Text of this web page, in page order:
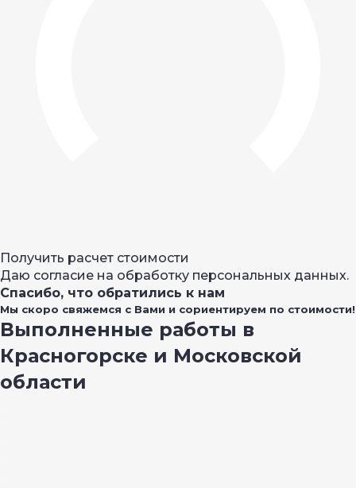
Получить расчет стоимости
Даю согласие на обработку персональных данных.
Спасибо, что обратились к нам
Мы скоро свяжемся с Вами и сориентируем по стоимости!
Выполненные работы в
Красногорске и Московской
области